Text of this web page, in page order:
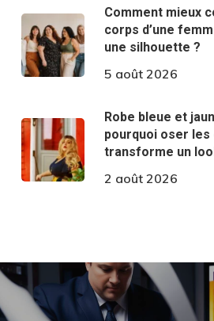
Comment mieux
corps d’une
une silhouette ?
5 août 2026
Robe bleue et
pourquoi oser les
transforme un
2 août 2026